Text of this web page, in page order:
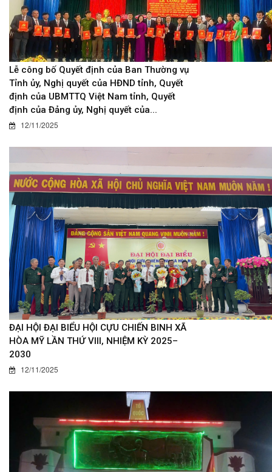
Lễ công bố Quyết định của Ban Thường vụ
Tỉnh ủy, Nghị quyết của HĐND tỉnh, Quyết
định của UBMTTQ Việt Nam tỉnh, Quyết
định của Đảng ủy, Nghị quyết của...
12/11/2025
ĐẠI HỘI ĐẠI BIỂU HỘI CỰU CHIẾN BINH XÃ
HÒA MỸ LẦN THỨ VIII, NHIỆM KỲ 2025–
2030
12/11/2025